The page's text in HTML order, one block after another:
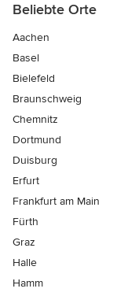
Beliebte Orte
Aachen
Basel
Bielefeld
Braunschweig
Chemnitz
Dortmund
Duisburg
Erfurt
Frankfurt am Main
Fürth
Graz
Halle
Hamm